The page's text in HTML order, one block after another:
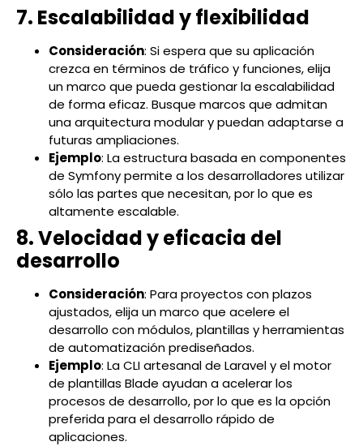
7. Escalabilidad y flexibilidad
Consideración: Si espera que su aplicación
crezca en términos de tráfico y funciones, elija
un marco que pueda gestionar la escalabilidad
de forma eficaz. Busque marcos que admitan
una arquitectura modular y puedan adaptarse a
futuras ampliaciones.
Ejemplo: La estructura basada en componentes
de Symfony permite a los desarrolladores utilizar
sólo las partes que necesitan, por lo que es
altamente escalable.
8. Velocidad y eficacia del
desarrollo
Consideración: Para proyectos con plazos
ajustados, elija un marco que acelere el
desarrollo con módulos, plantillas y herramientas
de automatización prediseñados.
Ejemplo: La CLI artesanal de Laravel y el motor
de plantillas Blade ayudan a acelerar los
procesos de desarrollo, por lo que es la opción
preferida para el desarrollo rápido de
aplicaciones.